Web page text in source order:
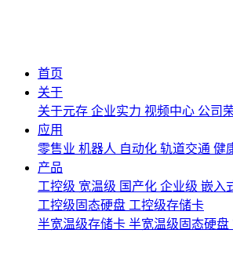
首页
关于
关于元存 企业实力 视频中心 公司
应用
零售业 机器人 自动化 轨道交通 健
产品
工控级 宽温级 国产化 企业级 嵌入
工控级固态硬盘 工控级存储卡
半宽温级存储卡 半宽温级固态硬盘